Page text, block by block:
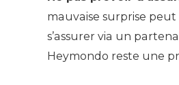
mauvaise surprise
s’assurer via un
Heymondo reste une